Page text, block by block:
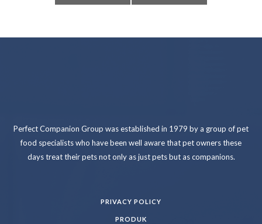
Perfect Companion Group was established in 1979 by a group of pet
food specialists who have been well aware that pet owners these
days treat their pets not only as just pets but as companions.
PRIVACY POLICY
PRODUK